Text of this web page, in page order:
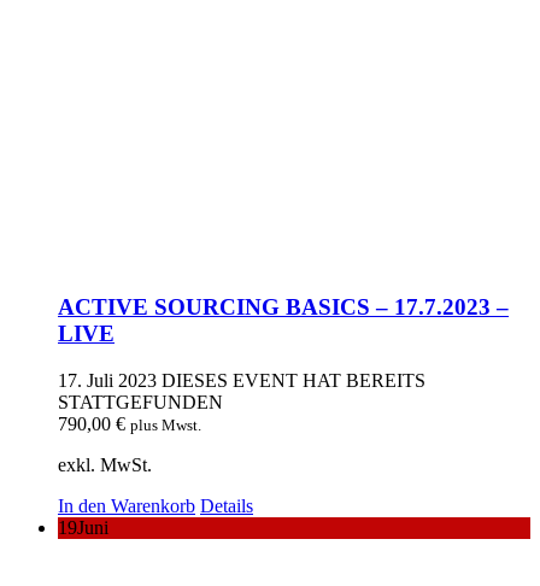
ACTIVE SOURCING BASICS – 17.7.2023 –
LIVE
17. Juli 2023 DIESES EVENT HAT BEREITS
STATTGEFUNDEN
790,00 € plus Mwst.
exkl. MwSt.
In den Warenkorb Details
19Juni